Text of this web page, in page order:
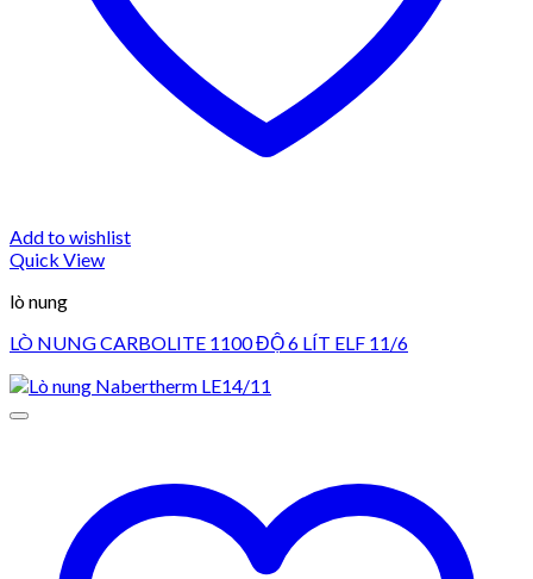
Add to wishlist
Quick View
lò nung
LÒ NUNG CARBOLITE 1100 ĐỘ 6 LÍT ELF 11/6